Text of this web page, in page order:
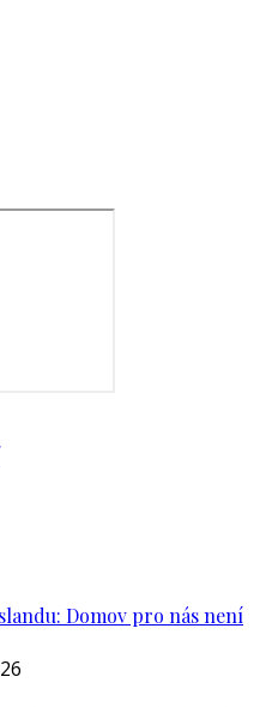
Domov pro nás není